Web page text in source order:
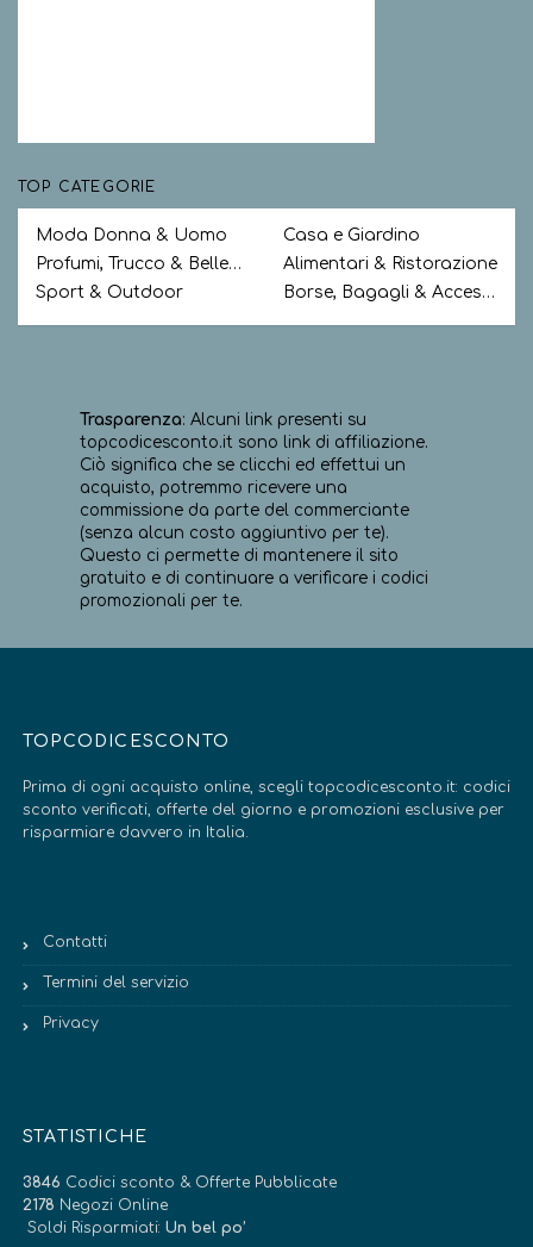
TOP CATEGORIE
Moda Donna & Uomo
Casa e Giardino
Profumi, Trucco & Bellezza
Alimentari & Ristorazione
Sport & Outdoor
Borse, Bagagli & Accessori
Trasparenza: Alcuni link presenti su
topcodicesconto.it sono link di affiliazione.
Ciò significa che se clicchi ed effettui un
acquisto, potremmo ricevere una
commissione da parte del commerciante
(senza alcun costo aggiuntivo per te).
Questo ci permette di mantenere il sito
gratuito e di continuare a verificare i codici
promozionali per te.
TOPCODICESCONTO
Prima di ogni acquisto online, scegli topcodicesconto.it: codici
sconto verificati, offerte del giorno e promozioni esclusive per
risparmiare davvero in Italia.
Contatti
Termini del servizio
Privacy
STATISTICHE
3846 Codici sconto & Offerte Pubblicate
2178 Negozi Online
Soldi Risparmiati: Un bel po’